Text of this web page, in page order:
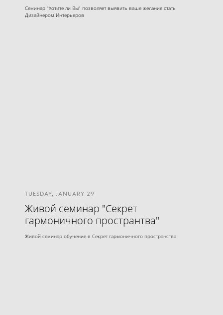
Семинар "Хотите ли Вы" позволяет выявить ваше желание стать
Дизайнером Интерьеров
TUESDAY, JANUARY 29
Живой семинар "Секрет
гармоничного пространтва"
Живой семинар обучение в Секрет гармоничного пространства